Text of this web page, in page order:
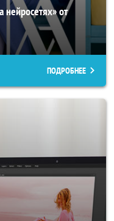
от
ПОДРОБНЕЕ